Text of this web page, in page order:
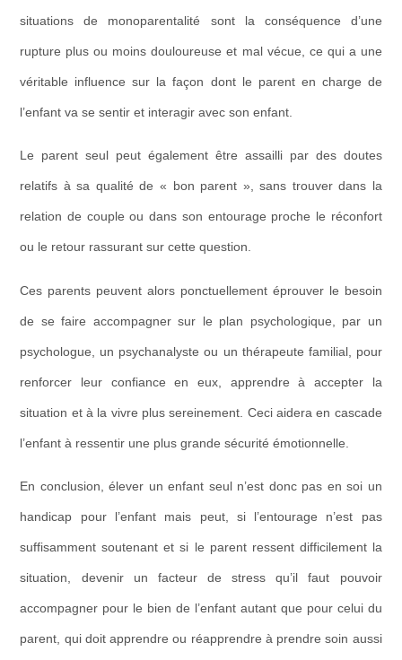
situations de monoparentalité sont la conséquence d’une
rupture plus ou moins douloureuse et mal vécue, ce qui a une
véritable influence sur la façon dont le parent en charge de
l’enfant va se sentir et interagir avec son enfant.
Le parent seul peut également être assailli par des doutes
relatifs à sa qualité de « bon parent », sans trouver dans la
relation de couple ou dans son entourage proche le réconfort
ou le retour rassurant sur cette question.
Ces parents peuvent alors ponctuellement éprouver le besoin
de se faire accompagner sur le plan psychologique, par un
psychologue, un psychanalyste ou un thérapeute familial, pour
renforcer leur confiance en eux, apprendre à accepter la
situation et à la vivre plus sereinement. Ceci aidera en cascade
l’enfant à ressentir une plus grandesécurité émotionnelle
En conclusion, élever un enfant seul n’est donc pas en soi un
handicap pour l’enfant mais peut, si l’entourage n’est pas
suffisamment soutenant et si le parent ressent difficilement la
situation, devenir un facteur de stress qu’il faut pouvoir
accompagner pour le bien de l’enfant autant que pour celui du
parent, qui doit apprendre ou réapprendre à prendre soin aussi